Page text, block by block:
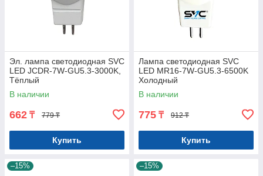
Эл. лампа светодиодная SVC
LED JCDR-7W-GU5.3-3000K,
Тёплый
В наличии
662 ₸ 779 ₸
Купить
Лампа светодиодная SVC
LED MR16-7W-GU5.3-6500K
Холодный
В наличии
775 ₸ 912 ₸
Купить
–15% –15%